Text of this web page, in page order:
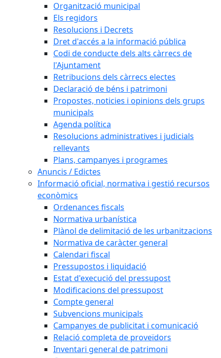
Organització municipal
Els regidors
Resolucions i Decrets
Dret d'accés a la informació pública
Codi de conducte dels alts càrrecs de
l'Ajuntament
Retribucions dels càrrecs electes
Declaració de béns i patrimoni
Propostes, noticies i opinions dels grups
municipals
Agenda política
Resolucions administratives i judicials
rellevants
Plans, campanyes i programes
Anuncis / Edictes
Informació oficial, normativa i gestió recursos
econòmics
Ordenances fiscals
Normativa urbanística
Plànol de delimitació de les urbanitzacions
Normativa de caràcter general
Calendari fiscal
Pressupostos i liquidació
Estat d'execució del pressupost
Modificacions del pressupost
Compte general
Subvencions municipals
Campanyes de publicitat i comunicació
Relació completa de proveïdors
Inventari general de patrimoni